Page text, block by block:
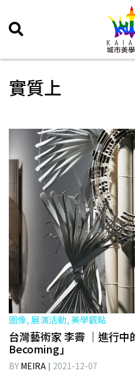
實質上
圖像, 展演活動, 美學觀點
台灣藝術家 李霽 ｜進行
Becoming」
BY MEIRA
2021-12-07